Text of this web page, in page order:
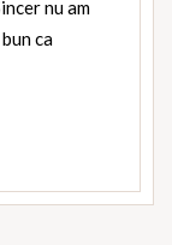
nu am
ca